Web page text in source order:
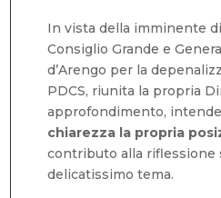
In vista della imminente
Consiglio Grande e
d’Arengo per la
PDCS, riunita la propria
approfondimento, intende
chiarezza la propria
contributo alla riflessione
delicatissimo tema.